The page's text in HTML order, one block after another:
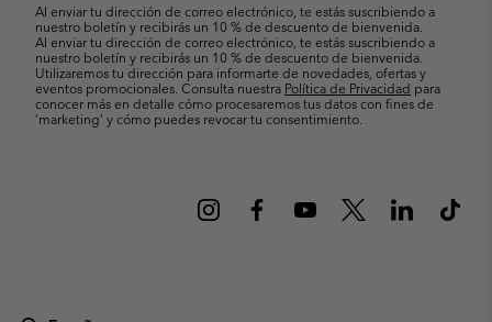
Al enviar tu dirección de correo electrónico, te estás suscribiendo a
nuestro boletín y recibirás un 10 % de descuento de bienvenida.
Al enviar tu dirección de correo electrónico, te estás suscribiendo a
nuestro boletín y recibirás un 10 % de descuento de bienvenida.
Utilizaremos tu dirección para informarte de novedades, ofertas y
eventos promocionales. Consulta nuestra Política de Privacidad para
conocer más en detalle cómo procesaremos tus datos con fines de
’marketing’ y cómo puedes revocar tu consentimiento.